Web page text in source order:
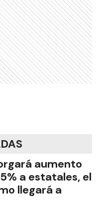
aumento
a estatales, el
llegará a